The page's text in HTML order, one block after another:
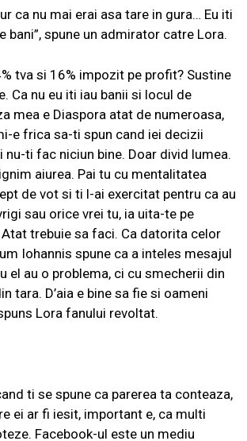
ca nu mai erai asa tare in gura… Eu iti
spune un admirator catre Lora.
tva si 16% impozit pe profit? Sustine
Ca nu eu iti iau banii si locul de
mea e Diaspora atat de numeroasa,
e frica sa-ti spun cand iei decizii
ti fac niciun bine. Doar divid lumea.
aiurea. Pai tu cu mentalitatea
de vot si ti l-ai exercitat pentru ca au
sau orice vrei tu, ia uita-te pe
trebuie sa faci. Ca datorita celor
Iohannis spune ca a inteles mesajul
el au o problema, ci cu smecherii din
tara. D’aia e bine sa fie si oameni
Lora fanului revoltat.
ti se spune ca parerea ta conteaza,
ei ar fi iesit, important e, ca multi
Facebook-ul este un mediu